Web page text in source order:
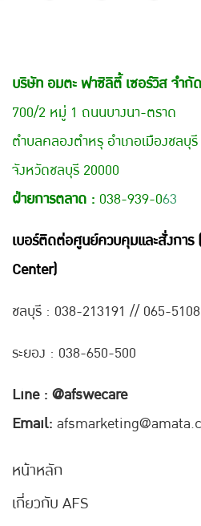
บริษัท อมตะ ฟาซิลิตี้ เซอร์วิส จำกัด
700/2 หมู่ 1 ถนนบางนา-ตราด
ตำบลคลองตำหรุ อำเภอเมืองชลบุรี
จังหวัดชลบุรี 20000
ฝ่ายการตลาด : 038-939-063
เบอร์ติดต่อศูนย์ควบคุมและสั่งกา
Center)
ชลบุรี : 038-213191 // 065-
ระยอง : 038-650-500
Line : @afswecare
Email:
หน้าหลัก
เกี่ยวกับ AFS